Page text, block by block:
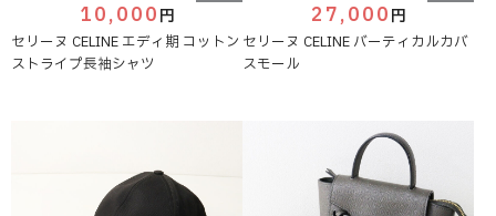
10,000円
セリーヌ CELINE エディ期 コットン
ストライプ長袖シャツ
27,000円
セリーヌ CELINE バーティカルカバ
スモール